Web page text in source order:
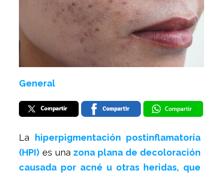
General
La hiperpigmentación postinflamatoria
(HPI) es una zona plana de decoloración
causada por acné u otras heridas, que